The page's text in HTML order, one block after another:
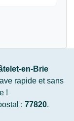
en-Brie
rapide et sans
!
: 77820.